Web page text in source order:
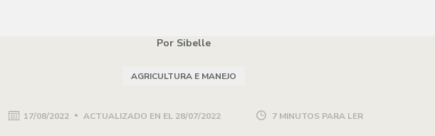
Por Sibelle
AGRICULTURA E MANEJO
17/08/2022 ACTUALIZADO EN EL 28/07/2022 7 MINUTOS PARA LER